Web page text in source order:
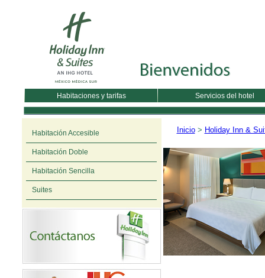
Habitaciones y tarifas Servicios del hotel
Habitación Accesible
Habitación Doble
Habitación Sencilla
Suites
Inicio> Holiday Inn &